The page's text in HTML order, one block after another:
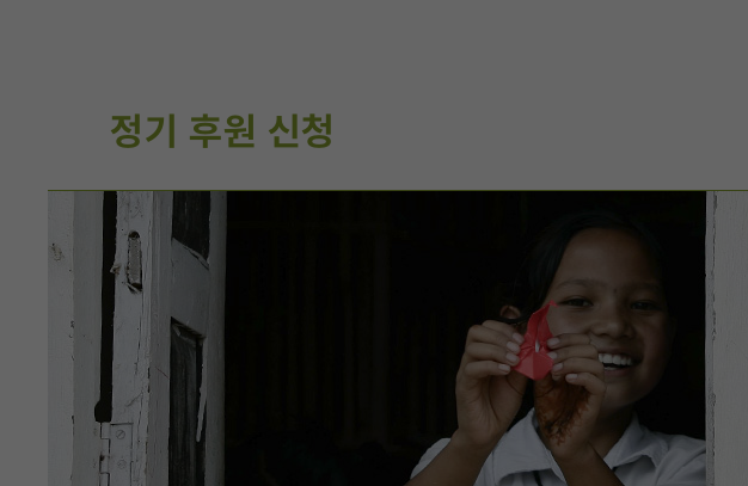
정기 후원 신청